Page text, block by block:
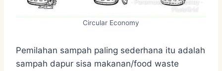
Circular Economy
Pemilahan sampah paling sederhana itu adalah
sampah dapur sisa makanan/food waste